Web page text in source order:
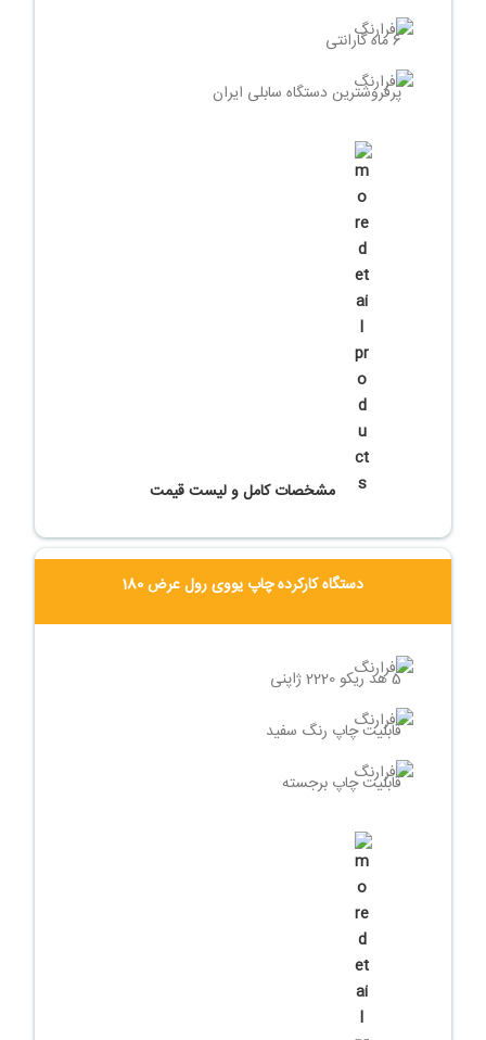
6 ماه گارانتی
پرفروشترین دستگاه سابلی ایران
حمل و نصب رایگان در محل خریدار
شرایط پرداخت اقساطی
مشخصات کامل و لیست قیمت
دستگاه کارکرده چاپ یووی رول عرض 180
5 هد ریکو 2220 ژاپنی
قابلیت چاپ رنگ سفید
قابلیت چاپ برجسته
سیستم چیلر خنک کننده
شرایط پرداخت اقساطی